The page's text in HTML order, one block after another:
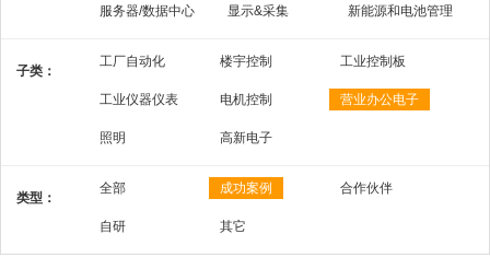
服务器/数据中心 显示&采集 新能源和电池管理
子类：
工厂自动化 楼宇控制 工业控制板
工业仪器仪表 电机控制 营业办公电子
照明 高新电子
类型：
全部 成功案例 合作伙伴
自研 其它